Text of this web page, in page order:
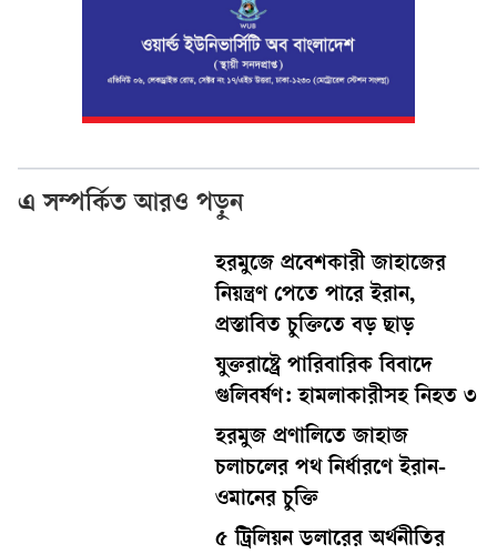
এ সম্পর্কিত আরও পড়ুন
হরমুজে প্রবেশকারী জাহাজের
নিয়ন্ত্রণ পেতে পারে ইরান,
প্রস্তাবিত চুক্তিতে বড় ছাড়
যুক্তরাষ্ট্রে পারিবারিক বিবাদে
গুলিবর্ষণ: হামলাকারীসহ নিহত ৩
হরমুজ প্রণালিতে জাহাজ
চলাচলের পথ নির্ধারণে ইরান-
ওমানের চুক্তি
৫ ট্রিলিয়ন ডলারের অর্থনীতির